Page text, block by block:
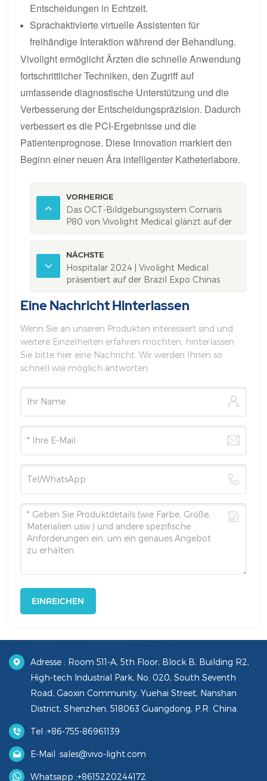
Entscheidungen in Echtzeit.
Sprachaktivierte virtuelle Assistenten für
freihändige Interaktion während der Behandlung.
Vivolight ermöglicht Ärzten die schnelle Anwendung
fortschrittlicher Techniken, den Zugriff auf
umfassende diagnostische Unterstützung und die
Verbesserung der Entscheidungspräzision. Dadurch
verbessert es die PCI-Ergebnisse und die
Patientenprognose. Diese Innovation markiert den
Beginn einer neuen Ära intelligenter Katheterlabore.
VORHERIGE
Das OCT-Bildgebungssystem Cornaris
P80 von Vivolight Medical glänzt auf der
NÄCHSTE
Hospitalar 2024 | Vivolight Medical
präsentiert auf der Brazil Expo Chinas
Eine Nachricht Hinterlassen
Wenn Sie an unseren Produkten interessiert sind und
weitere Einzelheiten erfahren möchten, hinterlassen
Sie bitte hier eine Nachricht. Wir werden Ihnen so
schnell wie möglich antworten.
EINREICHEN
Adresse : Room 511-A, 5th Floor, Block B, Building R2,
High-tech Industrial Park, No. 020, South Seventh
Road, Gaoxin Community, Yuehai Street, Nanshan
District, Shenzhen, 518063 Guangdong, P.R. China.
Tel :+86-755-86961139
E-Mail :sales@vivo-light.com
Whatsapp :+8615220244172